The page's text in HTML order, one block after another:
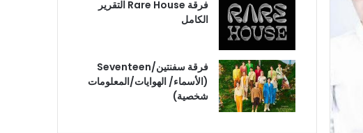
فرقة Rare House التقرير
الكامل
فرقة سفنتين/Seventeen
(الأسماء/ الهوايات/المعلومات
شخصية)